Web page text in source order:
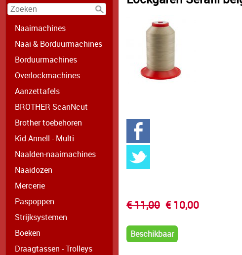
Naaimachines
Naai & Borduurmachines
Borduurmachines
Overlockmachines
Aanzettafels
BROTHER ScanNcut
Brother toebehoren
Kid Annell - Multi
Naalden-naaimachines
Naaidozen
Mercerie
Paspoppen
Strijksystemen
Boeken
Draagtassen - Trolleys
€ 11,00 € 10,00
Beschikbaar